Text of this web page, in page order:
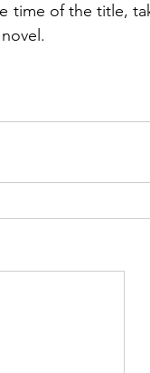
time of the title,